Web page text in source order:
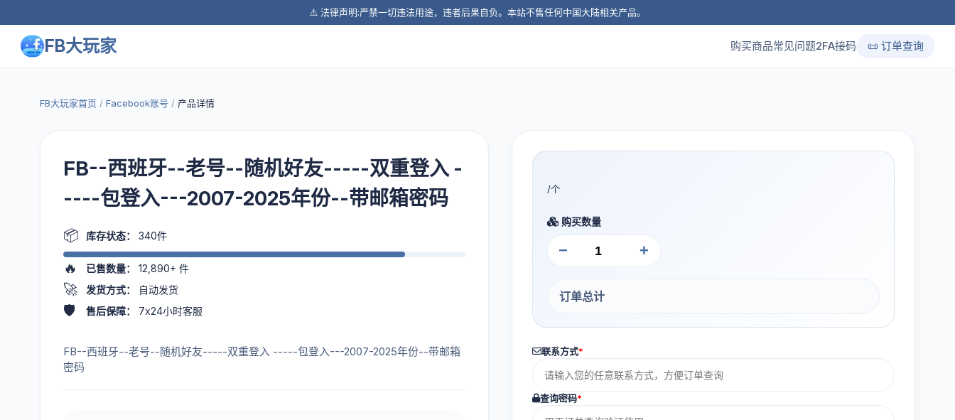
⚠️ 法律声明:严禁一切违法用途，违者后果自负。本站不售任何中国大陆相关产品。
FB大玩家 购买商品常见问题2FA接码 📜 订单查询
FB大玩家首页 / Facebook账号 / 产品详情
FB--西班牙--老号--随机好友-----双重登入 -
----包登入---2007-2025年份--带邮箱密码
📦 库存状态： 340件
🔥 已售数量： 12,890+ 件
🚀 发货方式： 自动发货
🛡️ 售后保障： 7x24小时客服
FB--西班牙--老号--随机好友-----双重登入 -----包登入---2007-2025年份--带邮箱
密码
/个
购买数量
− +
订单总计
联系方式*
查询密码*